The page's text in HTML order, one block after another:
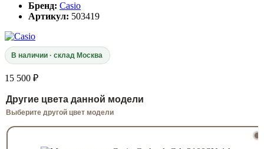
Бренд: Casio
Артикул: 503419
В наличии · склад Москва
15 500 ₽
Другие цвета данной модели
Выберите другой цвет модели